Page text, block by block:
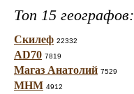
Топ 15 географов:
Скилеф 22332
AD70 7819
Магаз Анатолий 7529
МНМ 4912